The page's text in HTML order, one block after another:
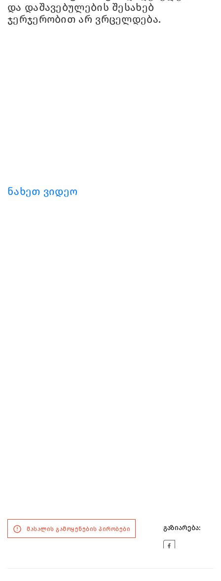
და დაშავებულების შესახებ
ჯერჯერობით არ ვრცელდება.
ნახეთ ვიდეო
მასალის გამოყენების პირობები გაზიარება: